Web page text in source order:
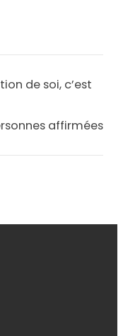
de soi, c’est
affirmées